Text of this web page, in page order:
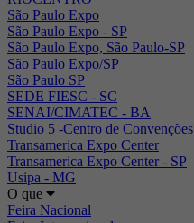
São Paulo Expo
São Paulo Expo - SP
São Paulo Expo, São Paulo-SP
São Paulo Expo/SP
São Paulo SP
SEDE FIESC - SC
SENAI/CIMATEC - BA
Studio 5 -Centro de Convenções
Transamerica Expo Center
Transamerica Expo Center - SP
Usipa - MG
O que
Feira Nacional